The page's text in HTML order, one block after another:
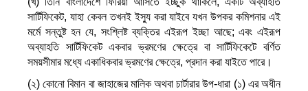
সার্টিফিকেট, যাহা কেবল তখনই ইস্যু করা যাইবে যখন উপকর কমিশনার এই
মর্মে সন্তুষ্ট হন যে, সংশ্লিষ্ট ব্যক্তির এইরূপ ইচ্ছা আছে; এবং এইরূপ
অব্যাহতি সার্টিফিকেট একবার ভ্রমণের ক্ষেত্রে বা সার্টিফিকেটে বর্ণিত
সময়সীমার মধ্যে একাধিকবার ভ্রমণের ক্ষেত্রে, প্রদান করা যাইতে পারে।
(২) কোনো বিমান বা জাহাজের মালিক অথবা চার্টারার উপ-ধারা (১) এর অধীন